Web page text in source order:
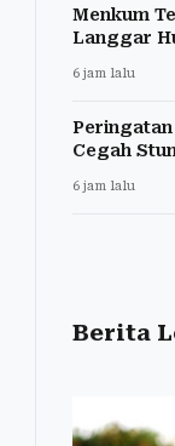
Menkum
Langgar
6 jam lalu
Cegah
6 jam lalu
Berita